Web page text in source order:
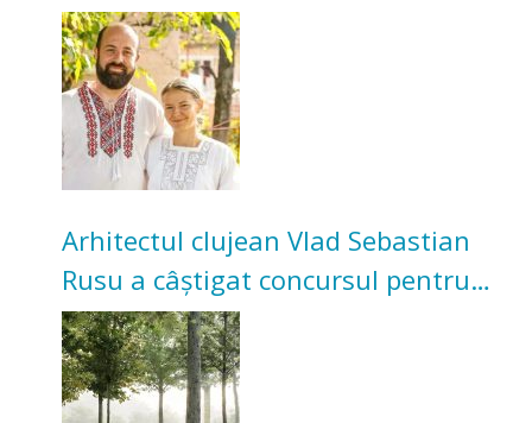
Acum cultivă legume în grădina
bunicilor
Arhitectul clujean Vlad Sebastian
Rusu a câștigat concursul pentru
transformarea Grădinii Casei
Universitarilor